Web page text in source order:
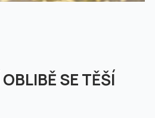
SE TĚŠÍ